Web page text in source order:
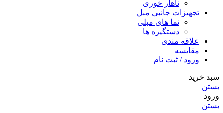
ناهار خوری
تجهیزات جانبی مبل
نما های مبلی
دستگیره ها
علاقه مندی
مقایسه
ورود / ثبت نام
سبد خرید
بستن
ورود
بستن